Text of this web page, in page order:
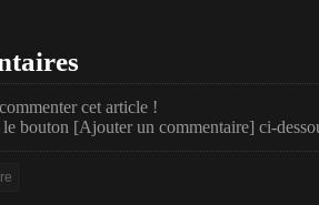
cet article !
bouton [Ajouter un commentaire] ci-